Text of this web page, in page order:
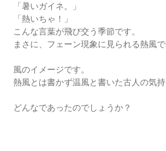
「暑いガイネ。」
「熱いちゃ！」
こんな言葉が飛び交う季節です。
まさに、フェーン現象に見られる熱風
風のイメージです。
熱風とは書かず温風と書いた古人の気
どんなであったのでしょうか？